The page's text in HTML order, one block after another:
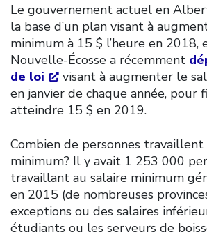
Le gouvernement actuel en
la base d’un plan visant à
minimum à 15 $ l’heure en 2018,
Nouvelle-Écosse a récemment
de loi
visant à augmenter le
en janvier de chaque année, pour
atteindre 15 $ en 2019.
Combien de personnes travaillent
minimum? Il y avait 1 253 000
travaillant au salaire minimum
en 2015 (de nombreuses
exceptions ou des salaires
étudiants ou les serveurs de